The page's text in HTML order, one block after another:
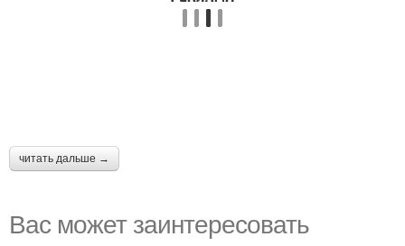
читать дальше →
Вас может заинтересовать